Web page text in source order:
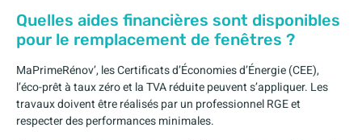
Quelles aides financières sont disponibles
pour le remplacement de fenêtres ?
MaPrimeRénov’, les Certificats d’Économies d’Énergie (CEE),
l’éco-prêt à taux zéro et la TVA réduite peuvent s’appliquer. Les
travaux doivent être réalisés par un professionnel RGE et
respecter des performances minimales.